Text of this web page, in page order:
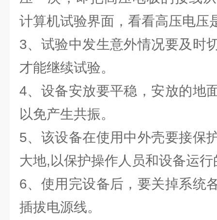
计算机试验界面，看看高压电压
3、试验中发生意外情况要及时
才能继续试验。
4、设备安放要平稳，安放的地
以免产生共振。
5、该设备在使用中外壳要接保
大地,以保护操作人员和设备运
6、使用完设备后，要关掉系统
插拔电源线。